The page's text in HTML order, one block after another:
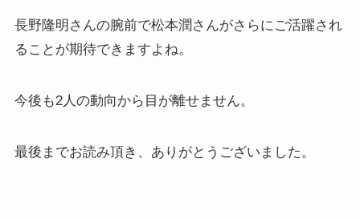
長野隆明さんの腕前で松本潤さんがさらにご活躍され
ることが期待できますよね。
今後も2人の動向から目が離せません。
最後までお読み頂き、ありがとうございました。